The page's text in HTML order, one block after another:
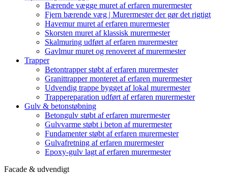
Bærende vægge muret af erfaren murermester
Fjern bærende væg | Murermester der gør det rigtigt
Havemur muret af erfaren murermester
Skorsten muret af klassisk murermester
Skalmuring udført af erfaren murermester
Gavlmur muret og renoveret af murermester
Trapper
Betontrapper støbt af erfaren murermester
Granittrapper monteret af erfaren murermester
Udvendig trappe bygget af lokal murermester
Trappereparation udført af erfaren murermester
Gulv & betonstøbning
Betongulv støbt af erfaren murermester
Gulvvarme støbt i beton af murermester
Fundamenter støbt af erfaren murermester
Gulvafretning af erfaren murermester
Epoxy-gulv lagt af erfaren murermester
Facade & udvendigt